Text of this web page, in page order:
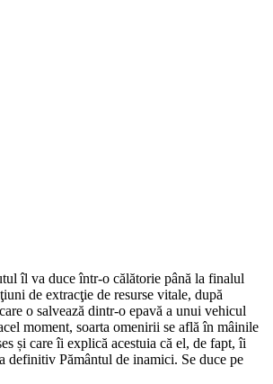
îl va duce într-o călătorie până la finalul
de extracţie de resurse vitale, după
o salvează dintr-o epavă a unui vehicul
moment, soarta omenirii se află în mâinile
și care îi explică acestuia că el, de fapt, îi
definitiv Pământul de inamici. Se duce pe